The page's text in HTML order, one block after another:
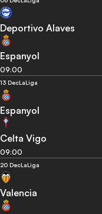
Deportivo Alaves
Espanyol
09:00
13 DecLaLiga
Espanyol
Celta Vigo
09:00
20 DecLaLiga
Valencia